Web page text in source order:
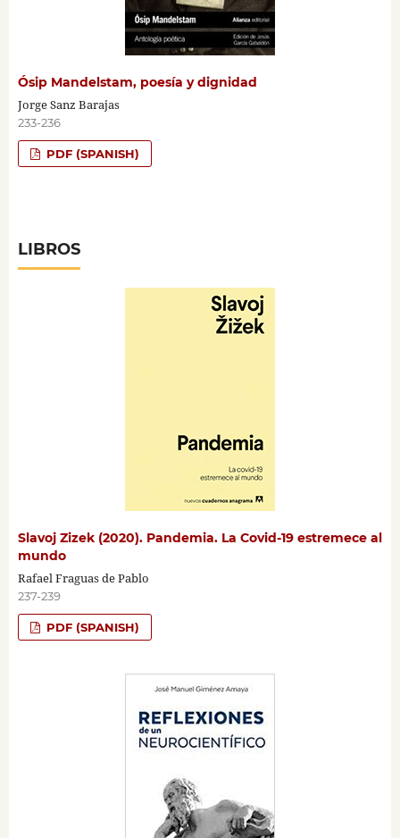
Ósip Mandelstam, poesía y dignidad
Jorge Sanz Barajas
233-236
PDF (SPANISH)
LIBROS
Slavoj Zizek (2020). Pandemia. La Covid-19 estremece al
mundo
Rafael Fraguas de Pablo
237-239
PDF (SPANISH)